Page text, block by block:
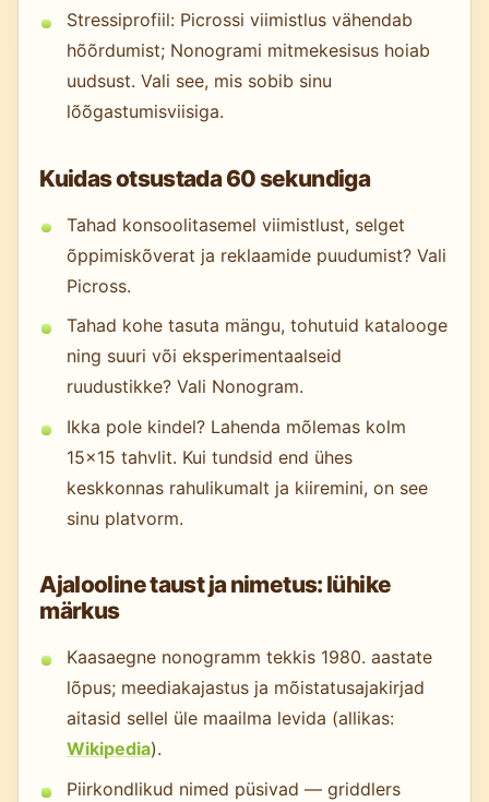
Stressiprofiil: Picrossi viimistlus vähendab
hõõrdumist; Nonogrami mitmekesisus hoiab
uudsust. Vali see, mis sobib sinu
lõõgastumisviisiga.
Kuidas otsustada 60 sekundiga
Tahad konsoolitasemel viimistlust, selget
õppimiskõverat ja reklaamide puudumist? Vali
Picross.
Tahad kohe tasuta mängu, tohutuid katalooge
ning suuri või eksperimentaalseid
ruudustikke? Vali Nonogram.
Ikka pole kindel? Lahenda mõlemas kolm
15×15 tahvlit. Kui tundsid end ühes
keskkonnas rahulikumalt ja kiiremini, on see
sinu platvorm.
Ajalooline taust ja nimetus: lühike
märkus
Kaasaegne nonogramm tekkis 1980. aastate
lõpus; meediakajastus ja mõistatusajakirjad
aitasid sellel üle maailma levida (allikas:
Wikipedia).
Piirkondlikud nimed püsivad — griddlers